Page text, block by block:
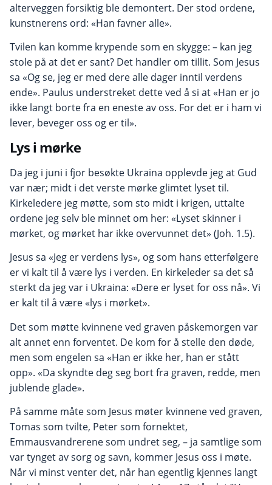
alterveggen forsiktig ble demontert. Der stod ordene,
kunstnerens ord: «Han favner alle».
Tvilen kan komme krypende som en skygge: – kan jeg
stole på at det er sant? Det handler om tillit. Som Jesus
sa «Og se, jeg er med dere alle dager inntil verdens
ende». Paulus understreket dette ved å si at «Han er jo
ikke langt borte fra en eneste av oss. For det er i ham vi
lever, beveger oss og er til».
Lys i mørke
Da jeg i juni i fjor besøkte Ukraina opplevde jeg at Gud
var nær; midt i det verste mørke glimtet lyset til.
Kirkeledere jeg møtte, som sto midt i krigen, uttalte
ordene jeg selv ble minnet om her: «Lyset skinner i
mørket, og mørket har ikke overvunnet det» (Joh. 1.5).
Jesus sa «Jeg er verdens lys», og som hans etterfølgere
er vi kalt til å være lys i verden. En kirkeleder sa det så
sterkt da jeg var i Ukraina: «Dere er lyset for oss nå». Vi
er kalt til å være «lys i mørket».
Det som møtte kvinnene ved graven påskemorgen var
alt annet enn forventet. De kom for å stelle den døde,
men som engelen sa «Han er ikke her, han er stått
opp». «Da skyndte deg seg bort fra graven, redde, men
jublende glade».
På samme måte som Jesus møter kvinnene ved graven,
Tomas som tvilte, Peter som fornektet,
Emmausvandrerene som undret seg, – ja samtlige som
var tynget av sorg og savn, kommer Jesus oss i møte.
Når vi minst venter det, når han egentlig kjennes langt